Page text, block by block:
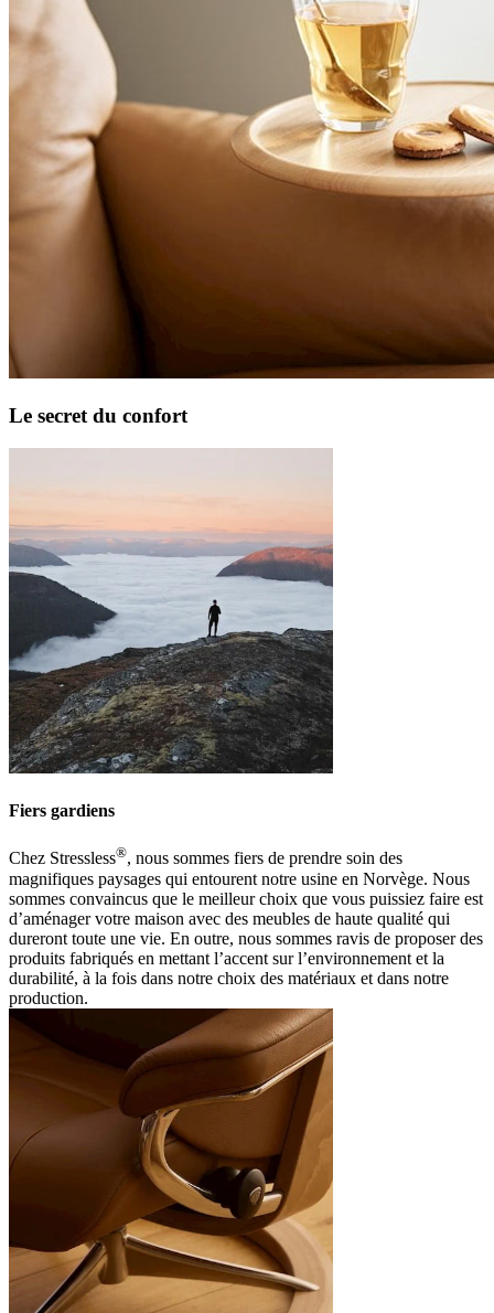
Le secret du confort
Fiers gardiens
Chez Stressless®, nous sommes fiers de prendre soin des
magnifiques paysages qui entourent notre usine en Norvège. Nous
sommes convaincus que le meilleur choix que vous puissiez faire est
d’aménager votre maison avec des meubles de haute qualité qui
dureront toute une vie. En outre, nous sommes ravis de proposer des
produits fabriqués en mettant l’accent sur l’environnement et la
durabilité, à la fois dans notre choix des matériaux et dans notre
production.